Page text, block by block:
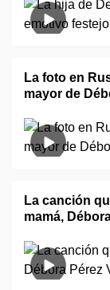
La foto en
mayor de
La canción
mamá,